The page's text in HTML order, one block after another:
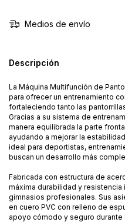
Medios de envío
Descripción
La Máquina Multifunción de
para ofrecer un entrenamiento
fortaleciendo tanto las
Gracias a su sistema de
manera equilibrada la parte
ayudando a mejorar la
ideal para deportistas,
buscan un desarrollo más
Fabricada con estructura de
máxima durabilidad y
gimnasios profesionales. Sus
en cuero PVC con relleno de
apoyo cómodo y seguro